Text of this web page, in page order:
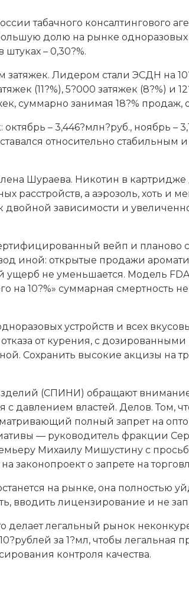
табачного консалтингового
долю на рынке
– 0,30?%.
Лидером стали ЭСДН на
(11?%), 5?000 затяжек (8?%) и
суммарно занимая 18?% продаж,
– 3,446?млн?руб., ноябрь –
относительно стабильным
Шураева. Никотин в
расстройств, а аэрозоль, хоть и
зависимости и
вейп и планово
иной: открытые продажи
не уменьшается. Модель
на 10?%» суммарная смертность
устройств и всех
от курения, с
Сохранить высокие акцизы на
(СПИНИ) обращают внимание
давлением властей. Делов. Том,
полный запрет на
— руководитель фракции
Михаилу Мишустину с
законопроект о запрете на
на рынке, она полностью
вводить лицензирование и не
делает легальный рынок
за 1?мл, чтобы легальная
контроля качества.